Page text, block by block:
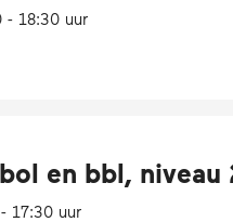
- 18:30 uur
en bbl, niveau
17:30 uur